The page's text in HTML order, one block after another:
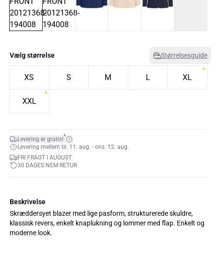
Vælg størrelse Størrelsesguide
XS S M L XL
XXL
Levering er gratis!*
Levering mellem tir. 11. aug. - ons. 12. aug.
FRI FRAGT I AUGUST
30 DAGES NEM RETUR
Beskrivelse
Skræddersyet blazer med lige pasform, strukturerede skuldre,
klassisk revers, enkelt knaplukning og lommer med flap. Enkelt og
moderne look.